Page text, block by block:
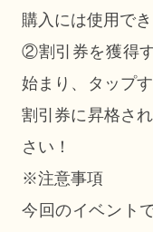
購入には使用でき
②割引券を獲得
始まり、タップ
割引券に昇格さ
さい！
※注意事項
今回のイベント